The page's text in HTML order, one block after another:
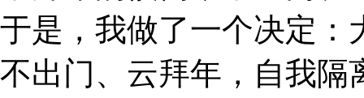
于是，我做了一个决定：
不出门、云拜年，自我隔